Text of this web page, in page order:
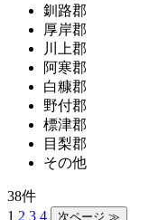
釧路郡
厚岸郡
川上郡
阿寒郡
白糠郡
野付郡
標津郡
目梨郡
その他
38件
1 2 3 4